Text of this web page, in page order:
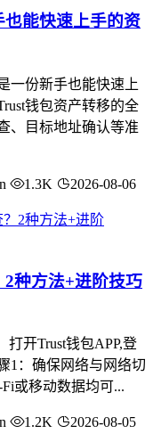
能快速上手的资
一份新手也能快速上
钱包资产转移的全
、目标地址确认等准
1.3K 2026-08-06
种方法+进阶技巧
开Trust钱包APP,登
1：确保网络与网络切
或移动数据均可...
1.2K 2026-08-05